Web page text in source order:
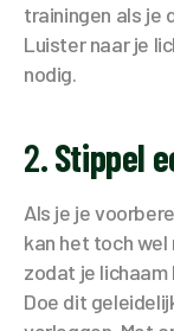
trainingen als je
Luister naar je
nodig.
2.Stippel
Als je je
kan het toch
zodat je lichaam
Doe dit